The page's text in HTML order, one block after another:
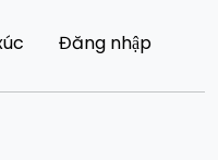
Đăng nhập